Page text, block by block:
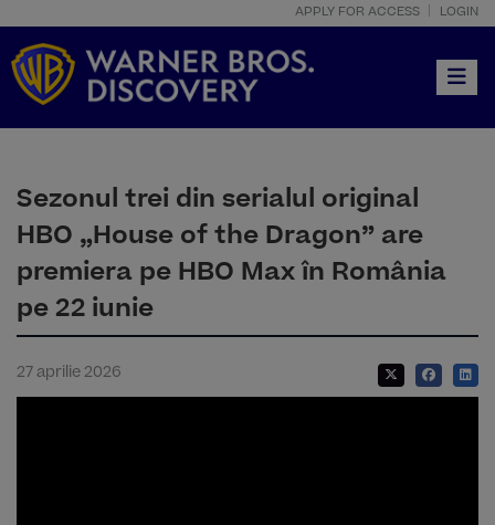
APPLY FOR ACCESS LOGIN
Sezonul trei din serialul original
HBO „House of the Dragon” are
premiera pe HBO Max în România
pe 22 iunie
27 aprilie 2026